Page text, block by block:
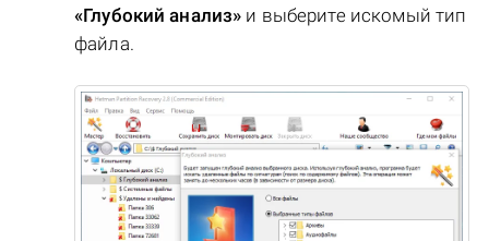
«Глубокий анализ» и выберите искомый тип
файла.